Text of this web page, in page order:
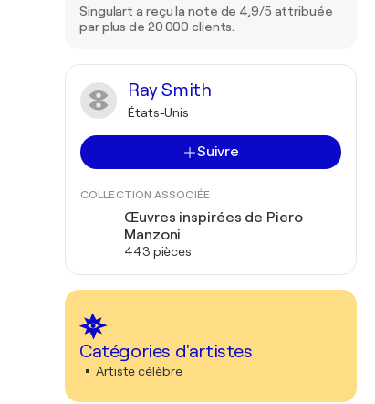
Singulart a reçu la note de 4,9/5 attribuée
par plus de 20 000 clients.
Ray Smith
États-Unis
Suivre
COLLECTION ASSOCIÉE
Œuvres inspirées de Piero
Manzoni
443 pièces
Catégories d'artistes
Artiste célèbre